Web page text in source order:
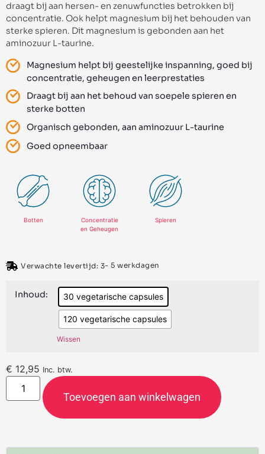
draagt bij aan hersen- en zenuwfuncties betrokken bij
concentratie. Ook helpt magnesium bij het behouden van
sterke spieren. Dit magnesium is gebonden aan het
aminozuur L-taurine.
Magnesium helpt bij geestelijke inspanning, goed bij
concentratie, geheugen en leerprestaties
Draagt bij aan het behoud van soepele spieren en
sterke botten
Organisch gebonden, aan aminozuur L-taurine
Goed opneembaar
Botten
Concentratie
en Geheugen
Spieren
Verwachte levertijd: 3- 5 werkdagen
Inhoud: 30 vegetarische capsules
120 vegetarische capsules
Wissen
€ 12,95 Inc. btw.
Toevoegen aan winkelwagen